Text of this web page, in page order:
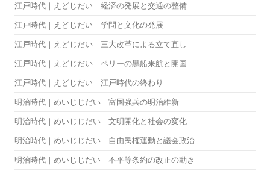
江戸時代｜えどじだい 経済の発展と交通の整備
江戸時代｜えどじだい 学問と文化の発展
江戸時代｜えどじだい 三大改革による立て直し
江戸時代｜えどじだい ペリーの黒船来航と開国
江戸時代｜えどじだい 江戸時代の終わり
明治時代｜めいじじだい 富国強兵の明治維新
明治時代｜めいじじだい 文明開化と社会の変化
明治時代｜めいじじだい 自由民権運動と議会政治
明治時代｜めいじじだい 不平等条約の改正の動き